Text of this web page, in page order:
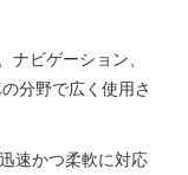
ビゲーション、
分野で広く使用さ
速かつ柔軟に対応